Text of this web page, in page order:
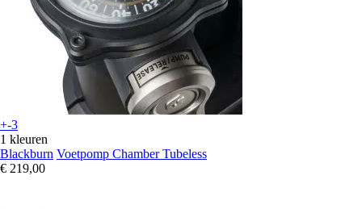
+-3
1 kleuren
Blackburn Voetpomp Chamber Tubeless
€ 219,00